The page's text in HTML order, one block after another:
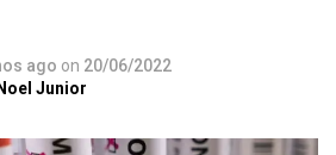
ago on 20/06/2022
Junior